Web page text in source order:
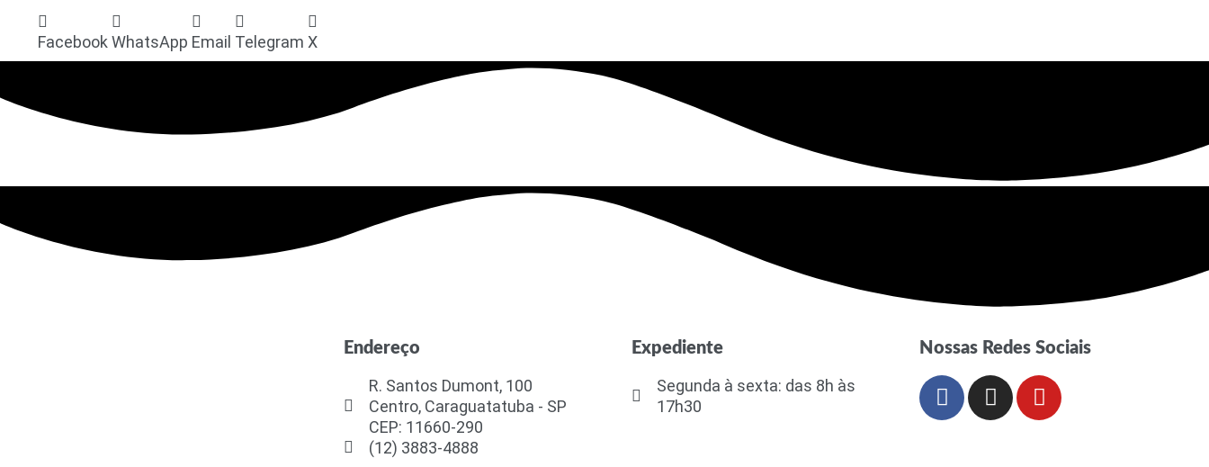
Facebook WhatsApp Email Telegram X
Endereço
R. Santos Dumont, 100
Centro, Caraguatatuba - SP
CEP: 11660-290
(12) 3883-4888
Expediente
Segunda à sexta: das 8h às
17h30
Nossas Redes Sociais